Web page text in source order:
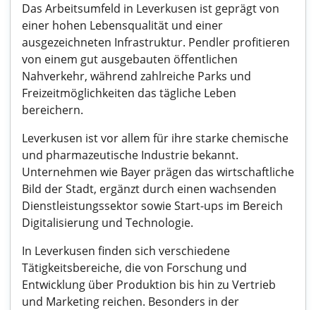
Das Arbeitsumfeld in Leverkusen ist geprägt von
einer hohen Lebensqualität und einer
ausgezeichneten Infrastruktur. Pendler profitieren
von einem gut ausgebauten öffentlichen
Nahverkehr, während zahlreiche Parks und
Freizeitmöglichkeiten das tägliche Leben
bereichern.
Leverkusen ist vor allem für ihre starke chemische
und pharmazeutische Industrie bekannt.
Unternehmen wie Bayer prägen das wirtschaftliche
Bild der Stadt, ergänzt durch einen wachsenden
Dienstleistungssektor sowie Start-ups im Bereich
Digitalisierung und Technologie.
In Leverkusen finden sich verschiedene
Tätigkeitsbereiche, die von Forschung und
Entwicklung über Produktion bis hin zu Vertrieb
und Marketing reichen. Besonders in der